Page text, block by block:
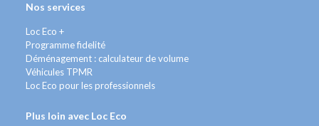
Nos services
Loc Eco +
Programme fidelité
Déménagement : calculateur de volume
Véhicules TPMR
Loc Eco pour les professionnels
Plus loin avec Loc Eco